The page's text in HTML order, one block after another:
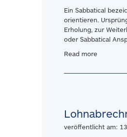
Ein Sabbatical
orientieren.
Erholung, zur
oder Sabbatical
Read more
veröffentlicht am: